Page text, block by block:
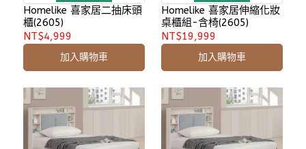
Homelike 喜家居二抽床頭
櫃(2605)
NT$4,999
加入購物車
Homelike 喜家居伸縮化妝
桌櫃組-含椅(2605)
NT$19,999
加入購物車